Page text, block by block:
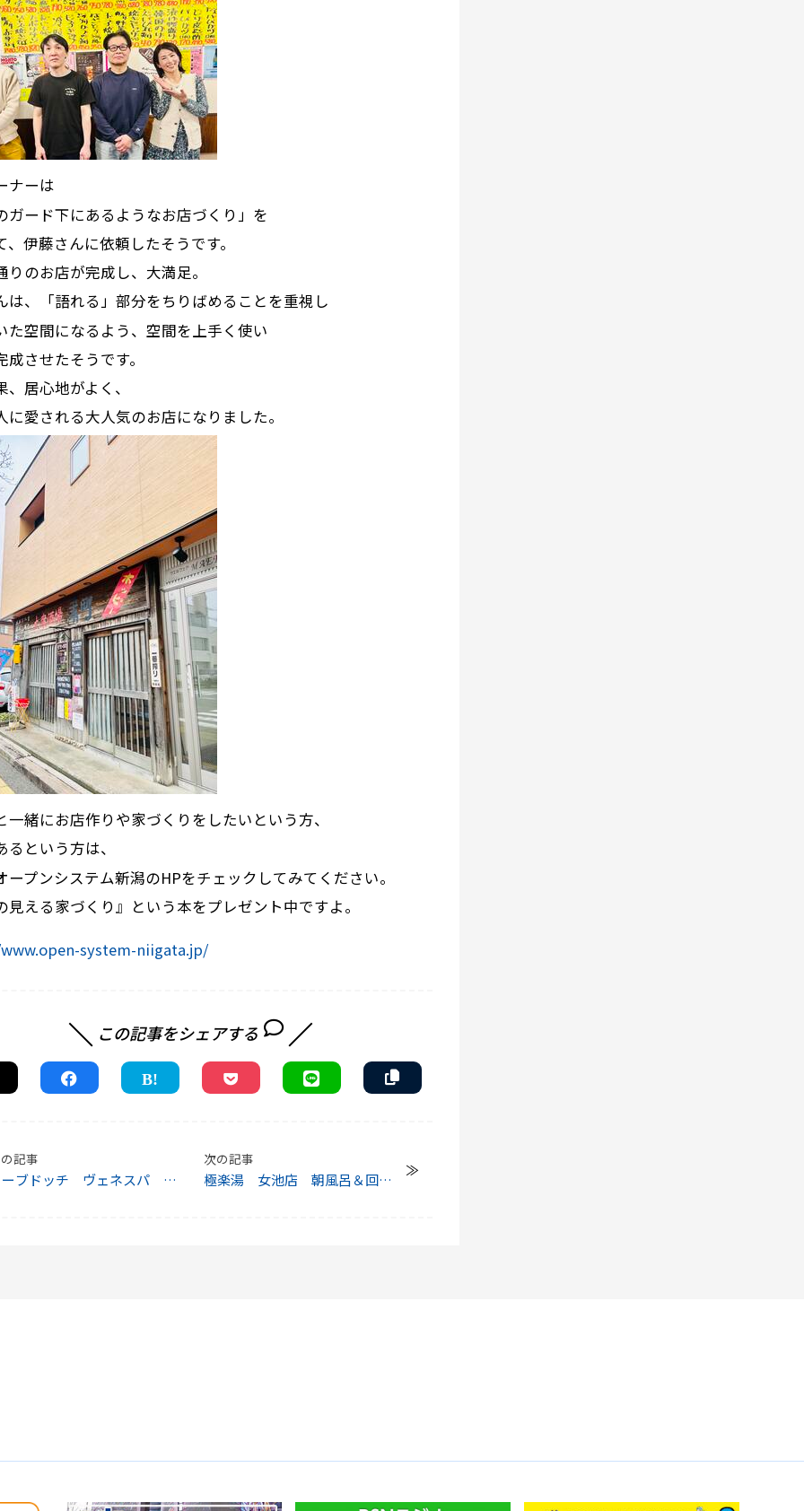
ナーは
ガード下にあるようなお店づくり」を
、伊藤さんに依頼したそうです。
りのお店が完成し、大満足。
は、「語れる」部分をちりばめることを重視し
た空間になるよう、空間を上手く使い
成させたそうです。
、居心地がよく、
に愛される大人気のお店になりました。
一緒にお店作りや家づくりをしたいという方、
るという方は、
ープンシステム新潟のHPをチェックしてみてください。
見える家づくり』という本をプレゼント中ですよ。
system-niigata.jp/
この記事をシェアする
記事
ーブドッチ ヴェネスパ リ
次の記事
極楽湯 女池店 朝風呂＆回数